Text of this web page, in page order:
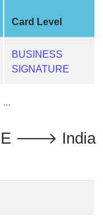
Card Level
BUSINESS
SIGNATURE
...
🡒 India